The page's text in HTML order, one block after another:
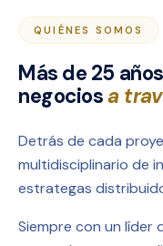
QUIÉNES SOMOS
Más de 25
negociosa
Detrás de cada
multidisciplinario de
estrategas
Siempre con un